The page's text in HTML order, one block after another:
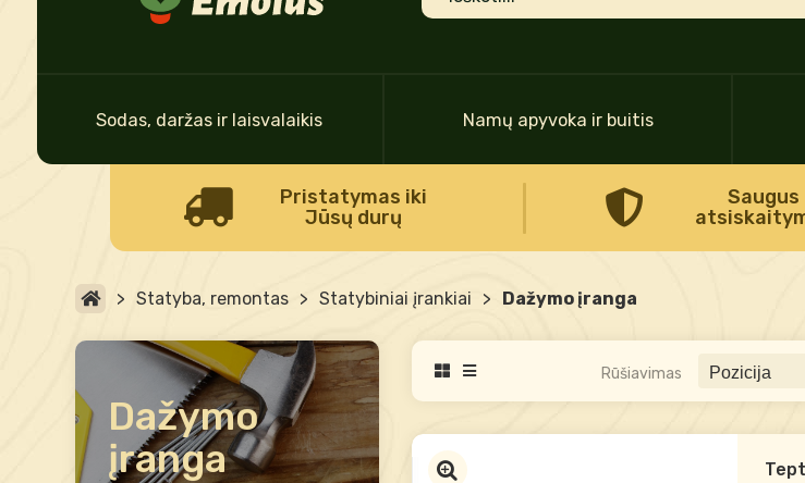
Sodas, daržas ir laisvalaikis Namų apyvoka ir buitis
Pristatymas iki
Jūsų durų
Saugus
> Statyba, remontas > Statybiniai įrankiai > Dažymo įranga
Dažymo
įranga
Rūšiavimas